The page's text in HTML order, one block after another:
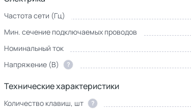
Частота сети (Гц)
Мин. сечение подключаемых проводов
Номинальный ток
Напряжение (В)
?
Технические характеристики
Количество клавиш, шт ?